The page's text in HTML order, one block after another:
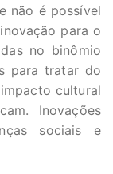
não é possível
para o
no binômio
para tratar do
cultural
Inovações
sociais e